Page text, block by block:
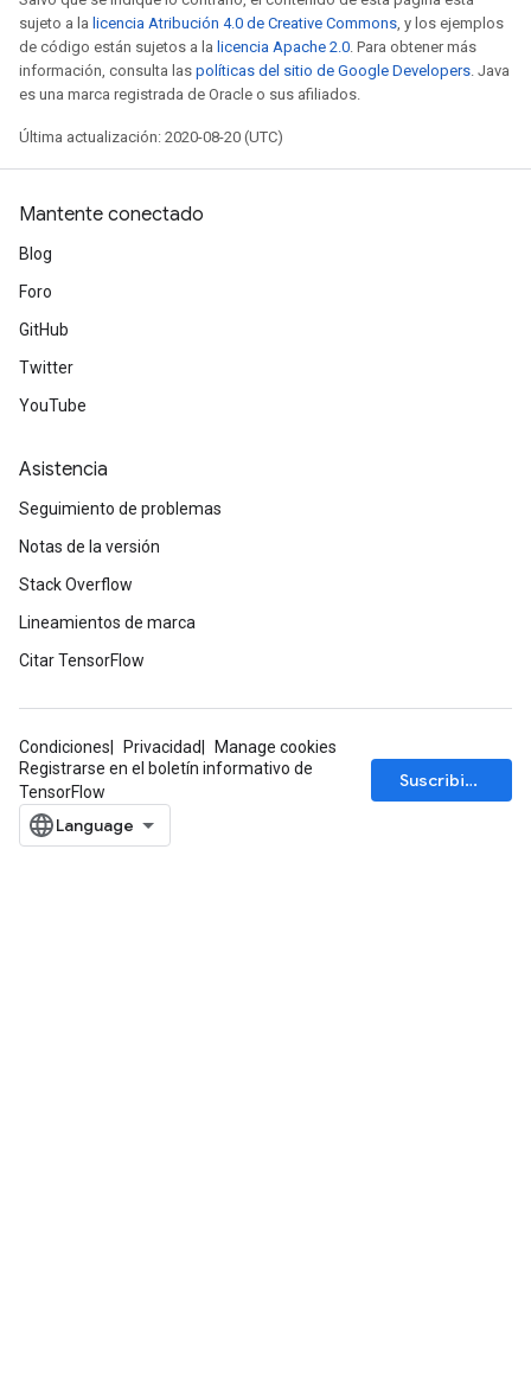
sujeto a la licencia Atribución 4.0 de Creative Commons, y los ejemplos
de código están sujetos a la licencia Apache 2.0. Para obtener más
información, consulta las políticas del sitio de Google Developers. Java
es una marca registrada de Oracle o sus afiliados.
Última actualización: 2020-08-20 (UTC)
Mantente conectado
Blog
Foro
GitHub
Twitter
YouTube
Asistencia
Seguimiento de problemas
Notas de la versión
Stack Overflow
Lineamientos de marca
Citar TensorFlow
Condiciones Privacidad
Manage cookies
Registrarse en el boletín informativo de
TensorFlow
Suscribirse